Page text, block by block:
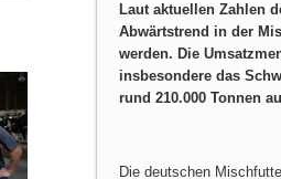
Laut aktuellen Zahlen
Abwärtstrend in der
werden. Die
insbesondere das
rund 210.000 Tonnen
Die deutschen